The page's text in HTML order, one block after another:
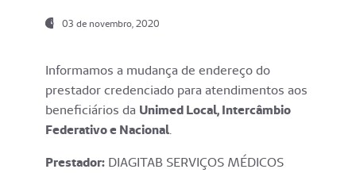
03 de novembro, 2020
Informamos a mudança de endereço do
prestador credenciado para atendimentos aos
beneficiários da Unimed Local, Intercâmbio
Federativo e Nacional.
Prestador: DIAGITAB SERVIÇOS MÉDICOS